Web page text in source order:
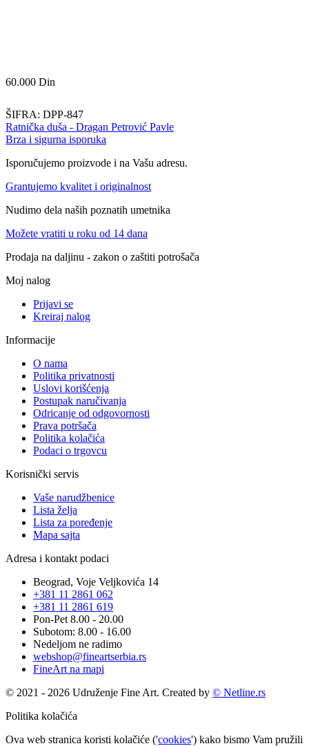
60.000 Din
ŠIFRA: DPP-847
Ratnička duša - Dragan Petrović Pavle
Brza i sigurna isporuka
Isporučujemo proizvode i na Vašu adresu.
Grantujemo kvalitet i originalnost
Nudimo dela naših poznatih umetnika
Možete vratiti u roku od 14 dana
Prodaja na daljinu - zakon o zaštiti potrošača
Moj nalog
Prijavi se
Kreiraj nalog
Informacije
O nama
Politika privatnosti
Uslovi korišćenja
Postupak naručivanja
Odricanje od odgovornosti
Prava potršača
Politika kolačića
Podaci o trgovcu
Korisnički servis
Vaše narudžbenice
Lista želja
Lista za poređenje
Mapa sajta
Adresa i kontakt podaci
Beograd, Voje Veljkovića 14
+381 11 2861 062
+381 11 2861 619
Pon-Pet 8.00 - 20.00
Subotom: 8.00 - 16.00
Nedeljom ne radimo
webshop@fineartserbia.rs
FineArt na mapi
© 2021 - 2026 Udruženje Fine Art. Created by © Netline.rs
Politika kolačića
Ova web stranica koristi kolačiće ('cookies') kako bismo Vam pružili